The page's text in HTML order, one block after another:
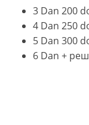
3 Dan 200
4 Dan 250
5 Dan 300
6 Dan +